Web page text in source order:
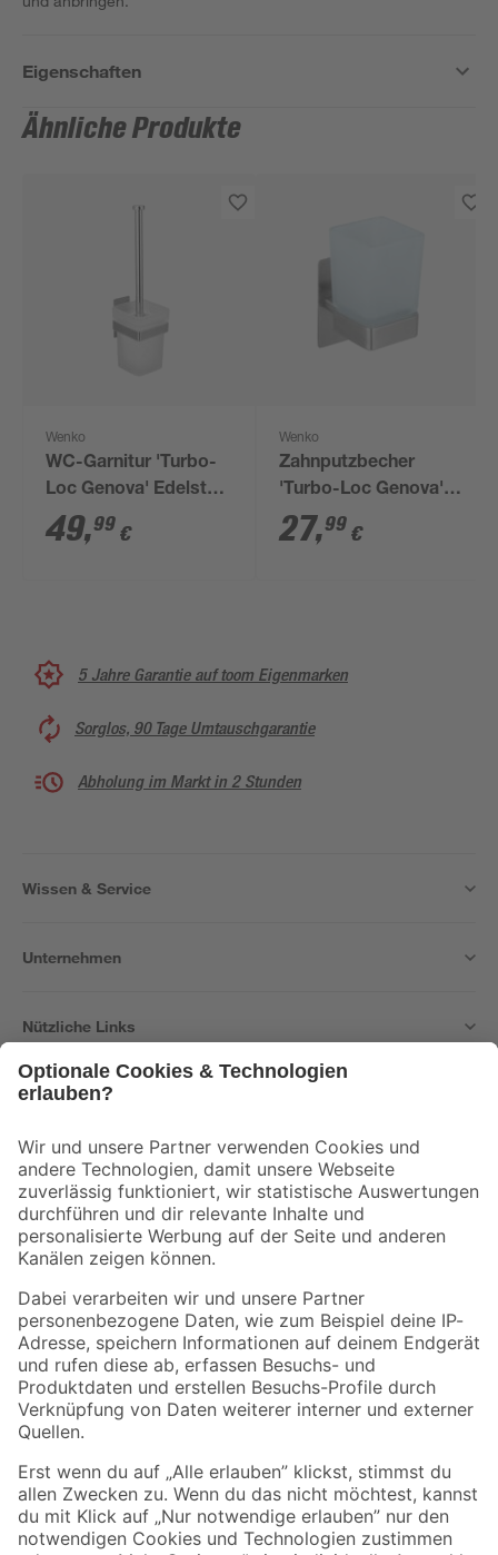
Eigenschaften
Ähnliche Produkte
Wenko
WC-Garnitur 'Turbo-
Loc Genova' Edelstahl
matt, Glas satiniert,
inklusive Halterung
49,99 €
Wenko
Zahnputzbecher
'Turbo-Loc Genova'
Glas satiniert, mit
Halterung
27,99 €
5 Jahre Garantie auf toom Eigenmarken
Sorglos, 90 Tage Umtauschgarantie
Abholung im Markt in 2 Stunden
Wissen & Service
Unternehmen
Nützliche Links
Der toom Newsletter: Keine Angebote und Aktionen mehr verpassen!
Zur Newsletter Anmeldung
Folge uns
Zahlungsarten Versandarten
Sicher einkaufen
Jetzt die toom-App herunterladen